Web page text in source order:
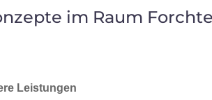
im Raum
Leistungen